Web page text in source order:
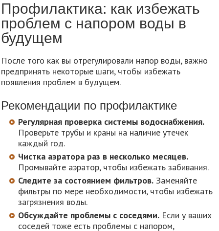
Профилактика: как избежать
проблем с напором воды в
будущем
После того как вы отрегулировали напор воды, важно
предпринять некоторые шаги, чтобы избежать
появления проблем в будущем.
Рекомендации по профилактике
Регулярная проверка системы водоснабжения.
Проверьте трубы и краны на наличие утечек
каждый год.
Чистка аэратора раз в несколько месяцев.
Промывайте аэратор, чтобы избежать забивания.
Следите за состоянием фильтров. Заменяйте
фильтры по мере необходимости, чтобы избежать
загрязнения воды.
Обсуждайте проблемы с соседями. Если у ваших
соседей тоже есть проблемы с напором,